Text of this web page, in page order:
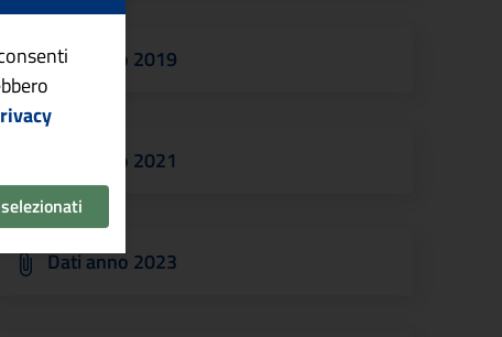
Dati anno 2019
Dati anno 2021
Dati anno 2023